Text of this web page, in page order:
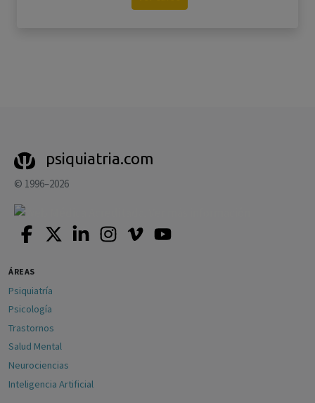
psiquiatria.com
© 1996–2026
ÁREAS
Psiquiatría
Psicología
Trastornos
Salud Mental
Neurociencias
Inteligencia Artificial